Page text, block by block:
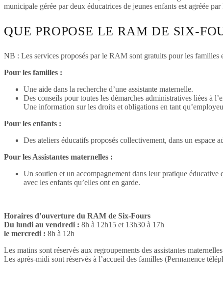
municipale gérée par deux éducatrices de jeunes enfants est agréée
QUE PROPOSE LE RAM DE SIX-
NB : Les services proposés par le RAM sont gratuits pour les familles
Pour les familles :
Une aide dans la recherche d’une assistante maternelle.
Des conseils pour toutes les démarches administratives liées à
Une information sur les droits et obligations en tant
Pour les enfants :
Des ateliers éducatifs proposés collectivement, dans un espace
Pour les Assistantes maternelles :
Un soutien et un accompagnement dans leur pratique
avec les enfants qu’elles ont en garde.
Horaires d’ouverture du RAM de Six-Fours
Du lundi au vendredi : 8h à 12h15 et 13h30 à 17h
le mercredi : 8h à 12h
Les matins sont réservés aux regroupements des assistantes
Les après-midi sont réservés à l’accueil des familles (Permanence